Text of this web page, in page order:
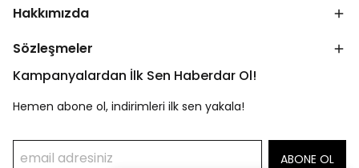
Hakkımızda
Sözleşmeler
Kampanyalardan İlk Sen Haberdar Ol!
Hemen abone ol, indirimleri ilk sen yakala!
ABONE OL